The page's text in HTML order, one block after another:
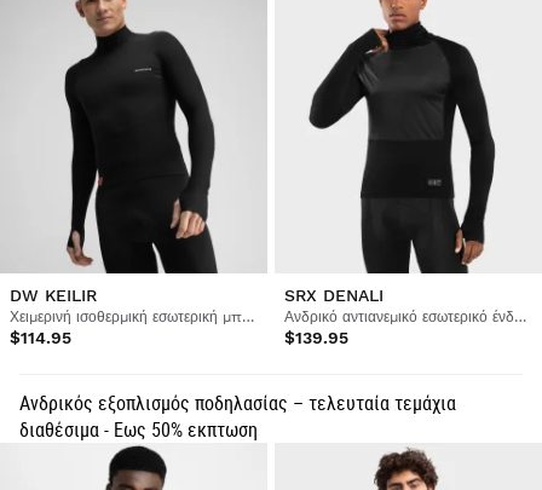
DW KEILIR
Χειμερινή ισοθερμική εσωτερική μπλούζα ποδηλασίας για άνδρες
$114.95
SRX DENALI
Ανδρικό αντιανεμικό εσωτερικό ένδυμα
$139.95
Ανδρικός εξοπλισμός ποδηλασίας – τελευταία τεμάχια
διαθέσιμα - Εως 50% εκπτωση